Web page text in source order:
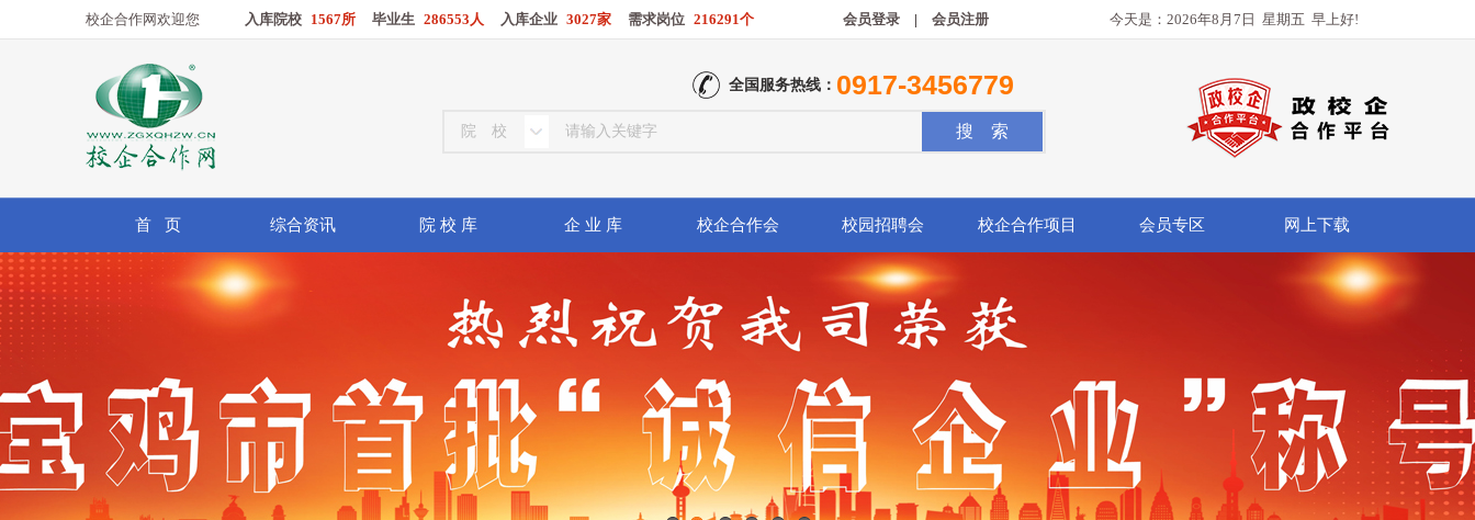
校企合作网欢迎您 入库院校 1567所 毕业生 286553人 入库企业 3027家 需求岗位 216291个 会员登录 | 会员注册 今天是： 2026年8月7日 星期五 早上好!
全国服务热线： 0917-3456779
首 页 综合资讯 院 校 库 企 业 库 校企合作会 校园招聘会 校企合作项目 会员专区 网上下载